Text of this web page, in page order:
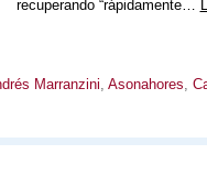
recuperando “rápidamente…
Marranzini, Asonahores,